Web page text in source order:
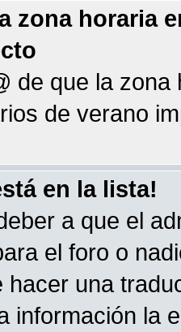
zona horaria
de que la
de verano
en la lista!
a que el
el foro o
hacer una
información la